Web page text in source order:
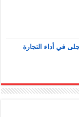
الصين ٢.٠” تتجلى في أداء التجارة